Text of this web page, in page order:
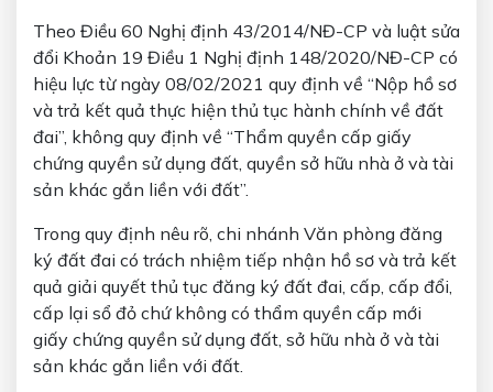
Theo Điều 60 Nghị định 43/2014/NĐ-CP và luật sửa
đổi Khoản 19 Điều 1 Nghị định 148/2020/NĐ-CP có
hiệu lực từ ngày 08/02/2021 quy định về “Nộp hồ sơ
và trả kết quả thực hiện thủ tục hành chính về đất
đai”, không quy định về “Thẩm quyền cấp giấy
chứng quyền sử dụng đất, quyền sở hữu nhà ở và tài
sản khác gắn liền với đất”.
Trong quy định nêu rõ, chi nhánh Văn phòng đăng
ký đất đai có trách nhiệm tiếp nhận hồ sơ và trả kết
quả giải quyết thủ tục đăng ký đất đai, cấp, cấp đổi,
cấp lại sổ đỏ chứ không có thẩm quyền cấp mới
giấy chứng quyền sử dụng đất, sở hữu nhà ở và tài
sản khác gắn liền với đất.